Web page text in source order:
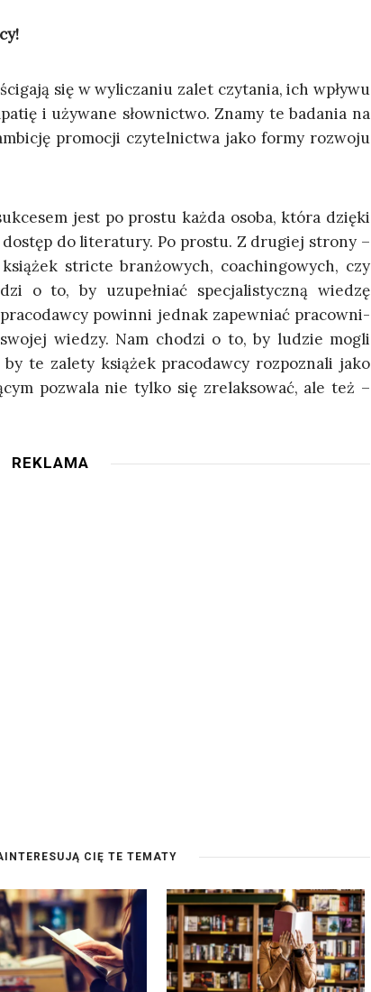
się w wyli­cza­niu zalet czy­ta­nia, ich wpły­wu
i uży­wa­ne słow­nic­two. Zna­my te bada­nia na
pro­mo­cji czy­tel­nic­twa jako for­my roz­wo­ju
jest po pro­stu każ­da oso­ba, któ­ra dzię­ki
do lite­ra­tu­ry. Po pro­stu. Z dru­giej stro­ny –
stric­te bran­żo­wych, coachin­go­wych, czy
o to, by uzu­peł­niać spe­cja­li­stycz­ną wie­dzę
powin­ni jed­nak zapew­niać pra­cow­ni­
wie­dzy. Nam cho­dzi o to, by ludzie mogli
te zale­ty ksią­żek pra­co­daw­cy roz­po­zna­li jako
pozwa­la nie tyl­ko się zre­lak­so­wać, ale też –
REKLAMA
CIĘ TE TEMATY